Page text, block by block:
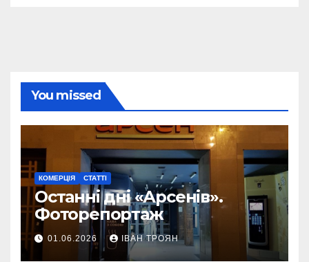
You missed
КОМЕРЦІЯ СТАТТІ
Останні дні «Арсенів».
Фоторепортаж
01.06.2026 ІВАН ТРОЯН